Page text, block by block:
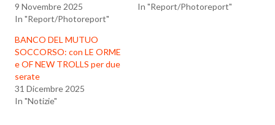
9 Novembre 2025
In "Report/Photoreport"
In "Report/Photoreport"
BANCO DEL MUTUO
SOCCORSO: con LE ORME
e OF NEW TROLLS per due
serate
31 Dicembre 2025
In "Notizie"